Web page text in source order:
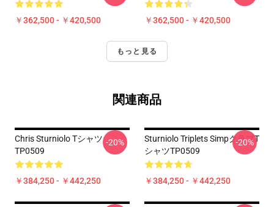
￥362,500 - ￥420,500 ￥362,500 - ￥420,500
もっと見る
関連商品
Chris Sturniolo Tシャツ
TP0509
￥384,250 - ￥442,250
-20%
Sturniolo Triplets SimpクラブT
シャツTP0509
￥384,250 - ￥442,250
-20%